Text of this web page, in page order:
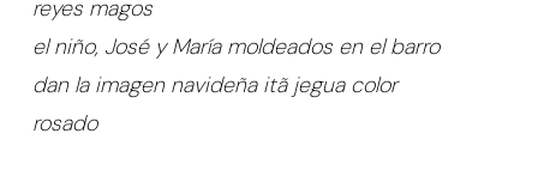
reyes magos
el niño, José y María moldeados en el barro
dan la imagen navideña itã jegua color
rosado